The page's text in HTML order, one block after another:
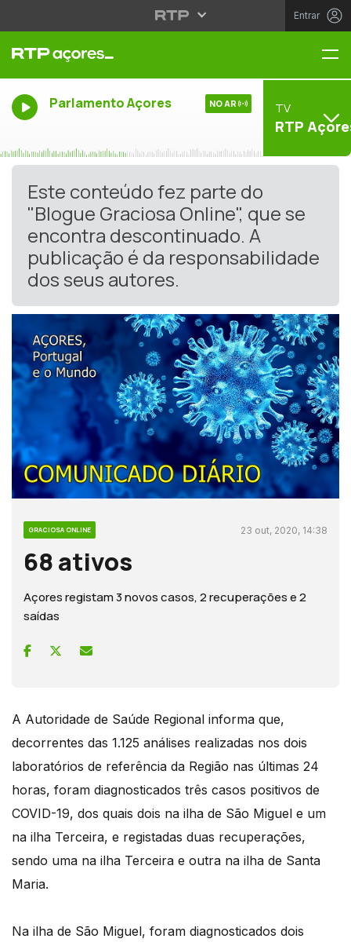
Entrar
Parlamento Açores NO AR TV
RTP
Este conteúdo fez parte do
"Blogue Graciosa Online", que se
encontra descontinuado. A
publicação é da responsabilidade
dos seus autores.
GRACIOSA ONLINE 23 out, 2020, 14:38
68 ativos
Açores registam 3 novos casos, 2 recuperações e 2
saídas
A Autoridade de Saúde Regional informa que,
decorrentes das 1.125 análises realizadas nos dois
laboratórios de referência da Região nas últimas 24
horas, foram diagnosticados três casos positivos de
COVID-19, dos quais dois na ilha de São Miguel e um
na ilha Terceira, e registadas duas recuperações,
sendo uma na ilha Terceira e outra na ilha de Santa
Maria.
Na ilha de São Miguel, foram diagnosticados dois